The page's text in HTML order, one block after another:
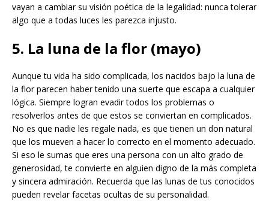
vayan a cambiar su visión poética de la legalidad: nunca tolerar
algo que a todas luces les parezca injusto.
5. La luna de la flor (mayo)
Aunque tu vida ha sido complicada, los nacidos bajo la luna de
la flor parecen haber tenido una suerte que escapa a cualquier
lógica. Siempre logran evadir todos los problemas o
resolverlos antes de que estos se conviertan en complicados.
No es que nadie les regale nada, es que tienen un don natural
que los mueven a hacer lo correcto en el momento adecuado.
Si eso le sumas que eres una persona con un alto grado de
generosidad, te convierte en alguien digno de la más completa
y sincera admiración. Recuerda que las lunas de tus conocidos
pueden revelar facetas ocultas de su personalidad.